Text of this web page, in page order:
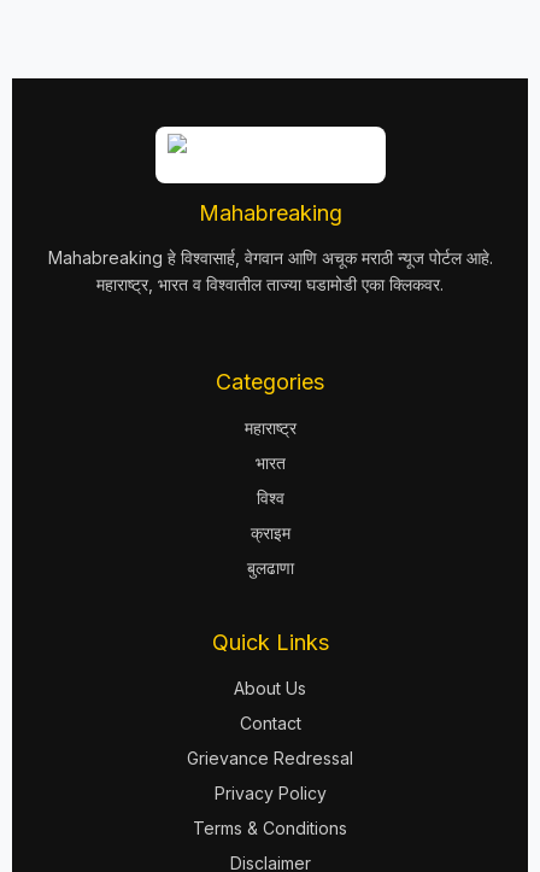
Mahabreaking
Mahabreaking हे विश्वासार्ह, वेगवान आणि अचूक मराठी न्यूज पोर्टल आहे.
महाराष्ट्र, भारत व विश्वातील ताज्या घडामोडी एका क्लिकवर.
Categories
महाराष्ट्र
भारत
विश्व
क्राइम
बुलढाणा
Quick Links
About Us
Contact
Grievance Redressal
Privacy Policy
Terms & Conditions
Disclaimer